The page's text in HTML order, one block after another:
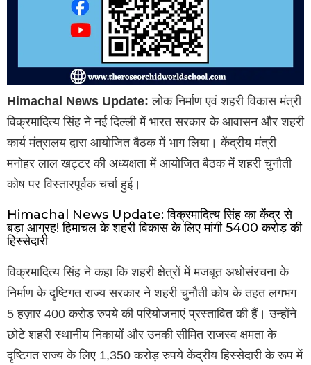
Himachal News Update: लोक निर्माण एवं शहरी विकास मंत्री
विक्रमादित्य सिंह ने नई दिल्ली में भारत सरकार के आवासन और शहरी
कार्य मंत्रालय द्वारा आयोजित बैठक में भाग लिया। केंद्रीय मंत्री
मनोहर लाल खट्टर की अध्यक्षता में आयोजित बैठक में शहरी चुनौती
कोष पर विस्तारपूर्वक चर्चा हुई।
Himachal News Update: विक्रमादित्य सिंह का केंद्र से
बड़ा आग्रह! हिमाचल के शहरी विकास के लिए मांगी ₹5400 करोड़ की
हिस्सेदारी
विक्रमादित्य सिंह ने कहा कि शहरी क्षेत्रों में मजबूत अधोसंरचना के
निर्माण के दृष्टिगत राज्य सरकार ने शहरी चुनौती कोष के तहत लगभग
5 हज़ार 400 करोड़ रुपये की परियोजनाएं प्रस्तावित की हैं। उन्होंने
छोटे शहरी स्थानीय निकायों और उनकी सीमित राजस्व क्षमता के
दृष्टिगत राज्य के लिए 1,350 करोड़ रुपये केंद्रीय हिस्सेदारी के रूप में